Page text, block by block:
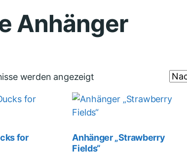
Anhänger
werden angezeigt
for
Anhänger „Strawberry
Fields“